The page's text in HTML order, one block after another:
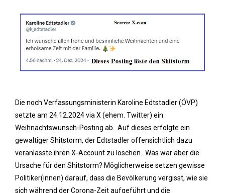
Die noch Verfassungsministerin Karoline Edtstadler (ÖVP)
setzte am 24.12.2024 via X (ehem. Twitter) ein
Weihnachtswunsch-Posting ab. Auf dieses erfolgte ein
gewaltiger Shitstorm, der Edtstadler offensichtlich dazu
veranlasste ihren X-Account zu löschen. Was war aber die
Ursache für den Shitstorm? Möglicherweise setzen gewisse
Politiker(innen) darauf, dass die Bevölkerung vergisst, wie sie
sich während der Corona-Zeit aufgeführt und die